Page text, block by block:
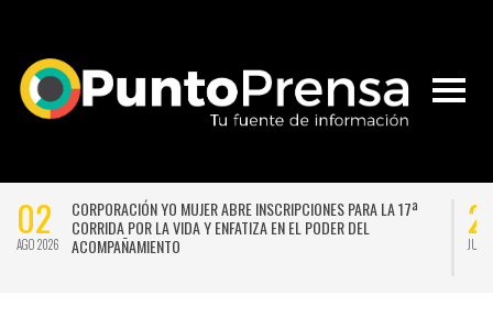
02
AGO 2026
CORPORACIÓN YO MUJER ABRE INSCRIPCIONES PARA LA 17ª
CORRIDA POR LA VIDA Y ENFATIZA EN EL PODER DEL
ACOMPAÑAMIENTO
JUL